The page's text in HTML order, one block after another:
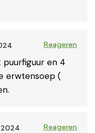
Reageren
puurfiguur en 4
erwtensoep (
2024 Reageren